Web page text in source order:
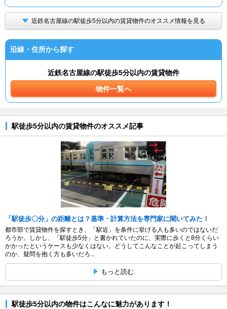
近鉄名古屋線の駅徒歩5分以内の賃貸物件のオススメ情報を見る
沿線・住所から探す
近鉄名古屋線の駅徒歩5分以内の賃貸物件
物件一覧へ
駅徒歩5分以内の賃貸物件のオススメ記事
「駅徒歩〇分」の距離とは？基準・計算方法を専門家に聞いてみた！
都市部で賃貸物件を探すとき、「駅近」を条件に挙げる人も多いのではないだ
ろうか。しかし、「駅徒歩5分」と書かれていたのに、実際に歩くと8分くらい
かかったというケースも少なくはない。どうしてこんなことが起こってしまう
のか、疑問を抱く方も多いだろ...
もっと読む
駅徒歩5分以内の物件はこんなに魅力があります！